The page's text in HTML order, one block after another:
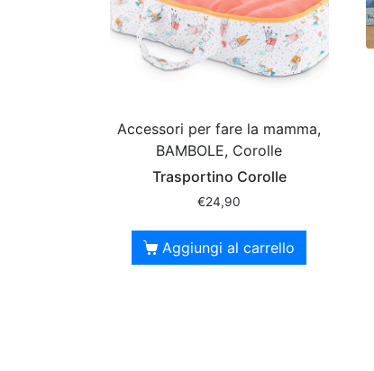
Accessori per fare la mamma,
BAMBOLE, Corolle
Trasportino Corolle
€24,90
Aggiungi al carrello